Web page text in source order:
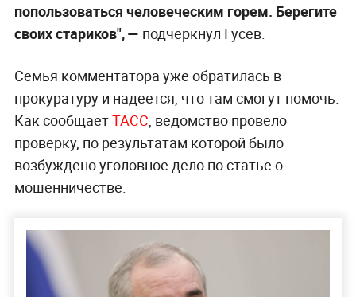
попользоваться человеческим горем. Берегите
своих стариков", — подчеркнул Гусев.
Семья комментатора уже обратилась в
прокуратуру и надеется, что там смогут помочь.
Как сообщаетТАСС, ведомство провело
проверку, по результатам которой было
возбуждено уголовное дело по статье о
мошенничестве.